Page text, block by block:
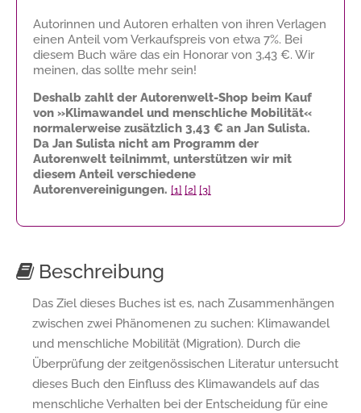
Autorinnen und Autoren erhalten von ihren Verlagen
einen Anteil vom Verkaufspreis von etwa 7%. Bei
diesem Buch wäre das ein Honorar von 3,43 €. Wir
meinen, das sollte mehr sein!
Deshalb zahlt der Autorenwelt-Shop beim Kauf
von »Klimawandel und menschliche Mobilität«
normalerweise zusätzlich 3,43 € an Jan Sulista.
Da Jan Sulista nicht am Programm der
Autorenwelt teilnimmt, unterstützen wir mit
diesem Anteil verschiedene
Autorenvereinigungen. [1] [2] [3]
Beschreibung
Das Ziel dieses Buches ist es, nach Zusammenhängen
zwischen zwei Phänomenen zu suchen: Klimawandel
und menschliche Mobilität (Migration). Durch die
Überprüfung der zeitgenössischen Literatur untersucht
dieses Buch den Einfluss des Klimawandels auf das
menschliche Verhalten bei der Entscheidung für eine